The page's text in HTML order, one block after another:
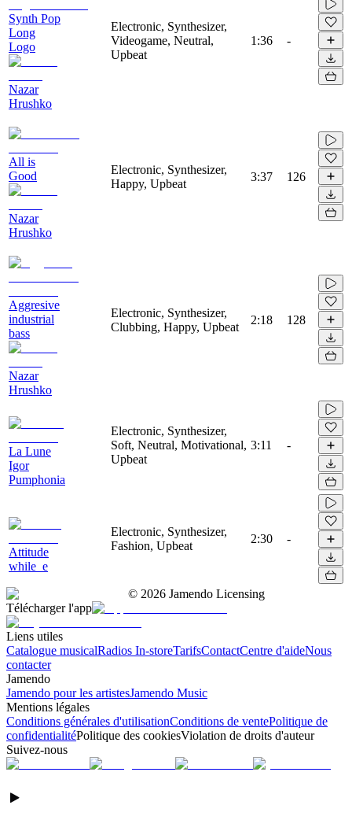
Synth Pop
Long
Logo
Nazar
Hrushko
Electronic, Synthesizer,
Videogame, Neutral,
Upbeat
1:36 -
All is
Good
Nazar
Hrushko
Electronic, Synthesizer,
Happy, Upbeat
3:37 126
Aggresive
industrial
bass
Nazar
Hrushko
Electronic, Synthesizer,
Clubbing, Happy, Upbeat
2:18 128
La Lune
Igor
Pumphonia
Electronic, Synthesizer,
Soft, Neutral, Motivational,
Upbeat
3:11 -
Attitude
while_e
Electronic, Synthesizer,
Fashion, Upbeat
2:30 -
© 2026 Jamendo Licensing
Télécharger l'app
Liens utiles
Catalogue musicalRadios In-storeTarifsContactCentre d'aideNous
contacter
Jamendo
Jamendo pour les artistesJamendo Music
Mentions légales
Conditions générales d'utilisationConditions de ventePolitique de
confidentialitéPolitique des cookiesViolation de droits d'auteur
Suivez-nous